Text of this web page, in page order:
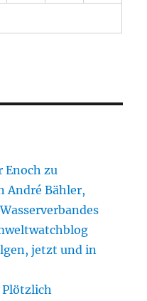
Enoch zu
André Bähler,
jetzt und in